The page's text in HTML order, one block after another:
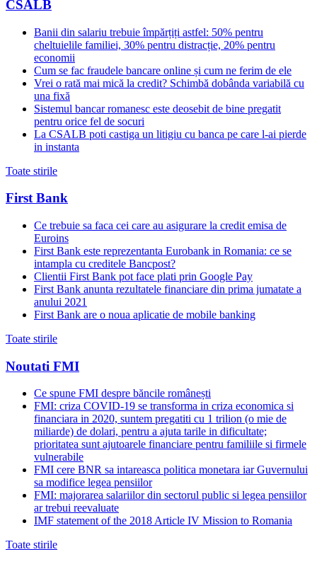
CSALB
Banii din salariu trebuie împărțiți astfel: 50% pentru
cheltuielile familiei, 30% pentru distracție, 20% pentru
economii
Cum se fac fraudele bancare online și cum ne ferim de ele
Vrei o rată mai mică la credit? Schimbă dobânda variabilă cu
una fixă
Sistemul bancar romanesc este deosebit de bine pregatit
pentru orice fel de socuri
La CSALB poti castiga un litigiu cu banca pe care l-ai pierde
in instanta
Toate stirile
First Bank
Ce trebuie sa faca cei care au asigurare la credit emisa de
Euroins
First Bank este reprezentanta Eurobank in Romania: ce se
intampla cu creditele Bancpost?
Clientii First Bank pot face plati prin Google Pay
First Bank anunta rezultatele financiare din prima jumatate a
anului 2021
First Bank are o noua aplicatie de mobile banking
Toate stirile
Noutati FMI
Ce spune FMI despre băncile românești
FMI: criza COVID-19 se transforma in criza economica si
financiara in 2020, suntem pregatiti cu 1 trilion (o mie de
miliarde) de dolari, pentru a ajuta tarile in dificultate;
prioritatea sunt ajutoarele financiare pentru familiile si firmele
vulnerabile
FMI cere BNR sa intareasca politica monetara iar Guvernului
sa modifice legea pensiilor
FMI: majorarea salariilor din sectorul public si legea pensiilor
ar trebui reevaluate
IMF statement of the 2018 Article IV Mission to Romania
Toate stirile